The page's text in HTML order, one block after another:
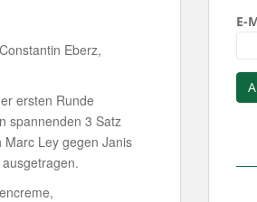
Eberz,
ersten Runde
spannenden 3 Satz
Marc Ley gegen Janis
E-